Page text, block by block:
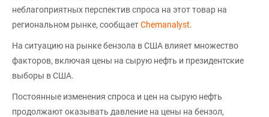
неблагоприятных перспектив спроса на этот товар на
региональном рынке, сообщаетChemanalyst.
На ситуацию на рынке бензола в США влияет множество
факторов, включая цены на сырую нефть и президентские
выборы в США.
Постоянные изменения спроса и цен на сырую нефть
продолжают оказывать давление на цены на бензол,